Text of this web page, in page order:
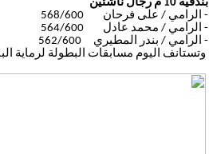
بندقية 10 م رجال ناشئين
- الرامي / على فرحان 568/600
- الرامي / محمد عادل 564/600
- الرامي / بندر المطيري 562/600
وتستانف اليوم مسابقات البطولة لرماية البندقية الحرة 50م رقود